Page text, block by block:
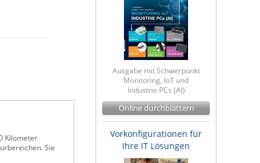
Kilometer
Sie
Ausgabe mit Schwerpunkt
Monitoring, IoT und
Industrie PCs (AI)
Online durchblättern
Vorkonfigurationen für
Ihre IT Lösungen